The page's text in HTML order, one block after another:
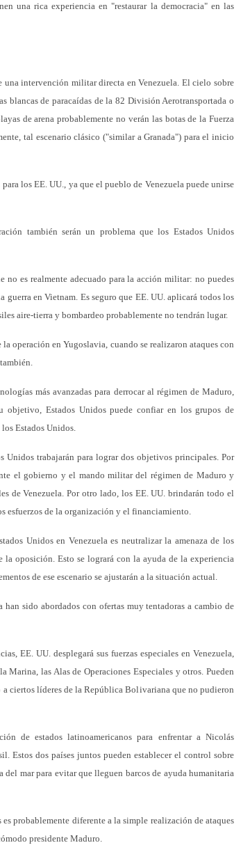
una rica experiencia en "restaurar la democracia" en las
una intervención militar directa en Venezuela. El cielo sobre
de paracaídas de la 82 División Aerotransportada o
de arena probablemente no verán las botas de la Fuerza
tal escenario clásico ("similar a Granada") para el inicio
los EE. UU., ya que el pueblo de Venezuela puede unirse
también serán un problema que los Estados Unidos
no es realmente adecuado para la acción militar: no puedes
guerra en Vietnam. Es seguro que EE. UU. aplicará todos los
aire-tierra y bombardeo probablemente no tendrán lugar.
operación en Yugoslavia, cuando se realizaron ataques con
más avanzadas para derrocar al régimen de Maduro,
objetivo, Estados Unidos puede confiar en los grupos de
Estados Unidos.
Unidos trabajarán para lograr dos objetivos principales. Por
el gobierno y el mando militar del régimen de Maduro y
de Venezuela. Por otro lado, los EE. UU. brindarán todo el
esfuerzos de la organización y el financiamiento.
Unidos en Venezuela es neutralizar la amenaza de los
oposición. Esto se logrará con la ayuda de la experiencia
de ese escenario se ajustarán a la situación actual.
sido abordados con ofertas muy tentadoras a cambio de
EE. UU. desplegará sus fuerzas especiales en Venezuela,
Marina, las Alas de Operaciones Especiales y otros. Pueden
ciertos líderes de la República Bolivariana que no pudieron
de estados latinoamericanos para enfrentar a Nicolás
Estos dos países juntos pueden establecer el control sobre
mar para evitar que lleguen barcos de ayuda humanitaria
probablemente diferente a la simple realización de ataques
presidente Maduro.